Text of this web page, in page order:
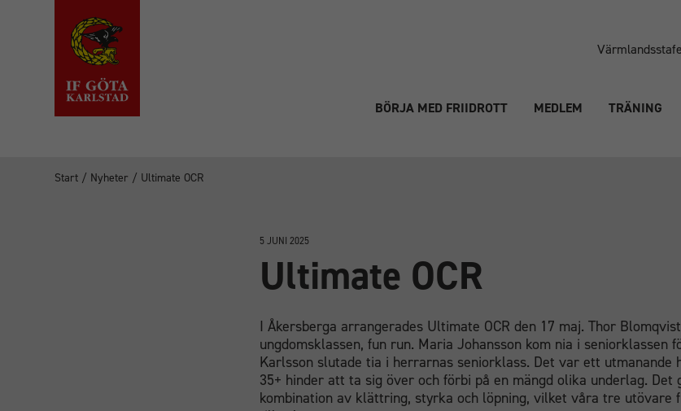
BÖRJA MED FRIIDROTT MEDLEM TRÄNING
Start / Nyheter / Ultimate OCR
5 JUNI 2025
Ultimate OCR
I Åkersberga arrangerades Ultimate OCR den 17 maj. Thor
ungdomsklassen, fun run. Maria Johansson kom nia i seniorklassen
Karlsson slutade tia i herrarnas seniorklass. Det var ett utmanande
35+ hinder att ta sig över och förbi på en mängd olika underlag.
kombination av klättring, styrka och löpning, vilket våra tre utövare